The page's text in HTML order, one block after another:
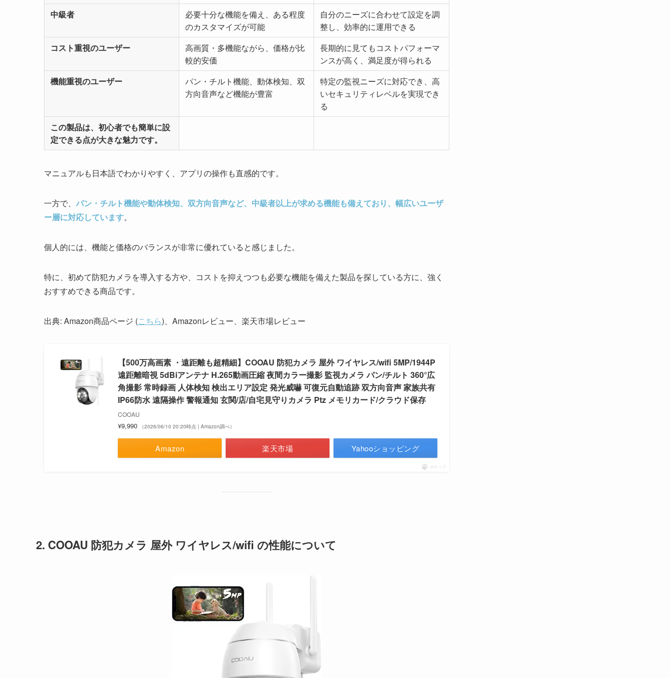
中級者
必要十分な機能を備え、ある程度
のカスタマイズが可能
自分のニーズに合わせて設定を調
整し、効率的に運用できる
コスト重視のユーザー
高画質・多機能ながら、価格が比
較的安価
長期的に見てもコストパフォーマ
ンスが高く、満足度が得られる
機能重視のユーザー
パン・チルト機能、動体検知、双
方向音声など機能が豊富
特定の監視ニーズに対応でき、高
いセキュリティレベルを実現でき
る
この製品は、 初心者でも簡単に設
定できる点が大きな魅力です。
マニュアルも日本語でわかりやすく、アプリの操作も直感的です。
一方で、 パン・チルト機能や動体検知、双方向音声など、中級者以上が求める機能も備えており、幅広いユーザ
ー層に対応しています。
個人的には、機能と価格のバランスが非常に優れていると感じました。
特に、初めて防犯カメラを導入する方や、コストを抑えつつも必要な機能を備えた製品を探している方に、強く
おすすめできる商品です。
出典: Amazon商品ページ (こちら)、Amazonレビュー、楽天市場レビュー
【500万高画素 ・遠距離も超精細】COOAU 防犯カメラ 屋外 ワイヤレス/wifi 5MP/1944P
遠距離暗視 5dBiアンテナ H.265動画圧縮 夜間カラー撮影 監視カメラ パン/チルト 360°広
角撮影 常時録画 人体検知 検出エリア設定 発光威嚇 可復元自動追跡 双方向音声 家族共有
IP66防水 遠隔操作 警報通知 玄関/店/自宅見守りカメラ Ptz メモリカード/クラウド保存
COOAU
¥9,990 （2026/06/10 20:20時点 | Amazon調べ）
Amazon 楽天市場 Yahooショッピング
ポチップ
2. COOAU 防犯カメラ 屋外 ワイヤレス/wifi の性能について